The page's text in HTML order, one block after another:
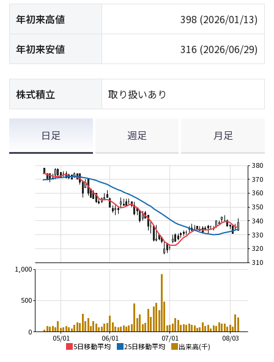
年初来高値 398 (2026/01/13)
年初来安値 316 (2026/06/29)
株式積立 取り扱いあり
日足 週足 月足
5日移動平均 25日移動平均 出来高(千)
08/03
07/01
06/01
05/01
310
320
330
340
350
360
370
380
0
500
1,000